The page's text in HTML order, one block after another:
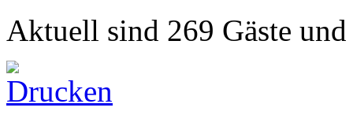
Aktuell sind 269 Gäste